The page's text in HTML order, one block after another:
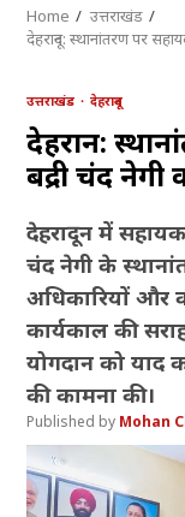
Home
उत्तराखंड
देहरादून: स्थानांतरण पर
उत्तराखंड देहरादून
देहरादून:
बद्री चंद नेगी
देहरादून में
चंद नेगी के
अधिकारियों और
कार्यकाल की
योगदान को
की कामना की।
Mohan